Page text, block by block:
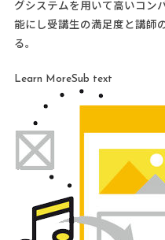
グシステムを用いて高いコン
能にし受講生の満足度と講師
る。
Learn MoreSub text